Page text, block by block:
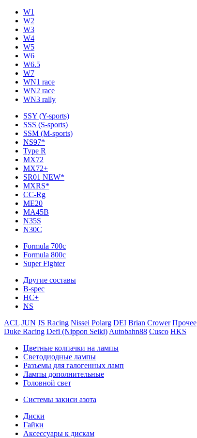
W1
W2
W3
W4
W5
W6
W6.5
W7
WN1 race
WN2 race
WN3 rally
SSY (Y-sports)
SSS (S-sports)
SSM (M-sports)
NS97*
Type R
MX72
MX72+
SR01 NEW*
MXRS*
CC-Rg
ME20
MA45B
N35S
N30C
Formula 700c
Formula 800c
Super Fighter
Другие составы
B-spec
HC+
NS
ACL JUN JS Racing Nissei Polarg DEI Brian Crower Прочее
Duke Racing Defi (Nippon Seiki) Autobahn88 Cusco HKS
Цветные колпачки на лампы
Светодиодные лампы
Разъемы для галогенных ламп
Лампы дополнительные
Головной свет
Системы закиси азота
Диски
Гайки
Аксессуары к дискам